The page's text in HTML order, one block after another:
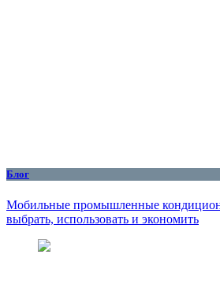
Блог
Мобильные промышленные
выбрать, использовать и экономить